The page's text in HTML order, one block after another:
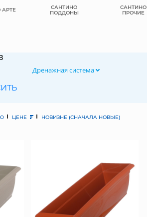
САНТИНО
ПОДДОНЫ
САНТИНО
ПРОЧИЕ
Дренажная система
ЦЕНЕ НОВИЗНЕ (СНАЧАЛА НОВЫЕ)